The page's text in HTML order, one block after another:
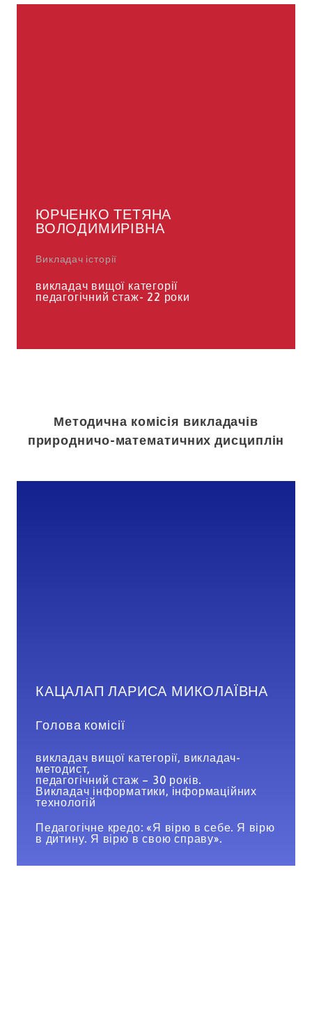
ЮРЧЕНКО ТЕТЯНА
ВОЛОДИМИРІВНА
Викладач історії
викладач вищої категорії
педагогічний стаж- 22 роки
Методична комісія викладачів
природничо-математичних дисциплін
КАЦАЛАП ЛАРИСА МИКОЛАЇВНА
Голова комісії
викладач вищої категорії, викладач-
методист,
педагогічний стаж – 30 років.
Викладач інформатики, інформаційних
технологій
Педагогічне кредо: «Я вірю в себе. Я вірю
в дитину. Я вірю в свою справу».